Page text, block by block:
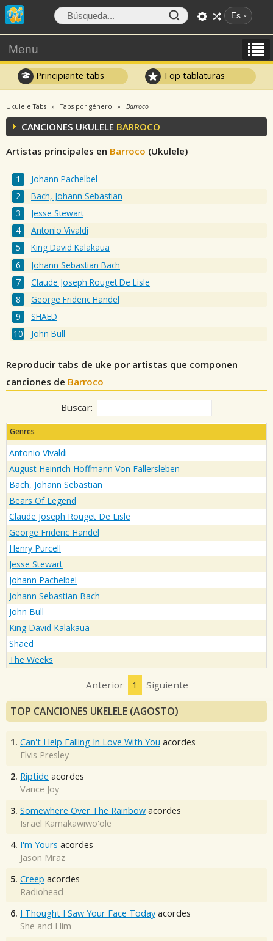
Es
Menu
Principiante tabs Top tablaturas
Ukulele Tabs Tabs por género Barroco
CANCIONES UKULELE BARROCO
Artistas principales en Barroco (Ukulele)
Johann Pachelbel
Bach, Johann Sebastian
Jesse Stewart
Antonio Vivaldi
King David Kalakaua
Johann Sebastian Bach
Claude Joseph Rouget De Lisle
George Frideric Handel
SHAED
John Bull
Reproducir tabs de uke por artistas que componen
canciones de Barroco
Buscar:
Genres
Antonio Vivaldi
August Heinrich Hoffmann Von Fallersleben
Bach, Johann Sebastian
Bears Of Legend
Claude Joseph Rouget De Lisle
George Frideric Handel
Henry Purcell
Jesse Stewart
Johann Pachelbel
Johann Sebastian Bach
John Bull
King David Kalakaua
Shaed
The Weeks
Anterior 1 Siguiente
TOP CANCIONES UKELELE (AGOSTO)
1. Can't Help Falling In Love With You acordes
Elvis Presley
2. Riptide acordes
Vance Joy
3. Somewhere Over The Rainbow acordes
Israel Kamakawiwo'ole
4. I'm Yours acordes
Jason Mraz
5. Creep acordes
Radiohead
6. I Thought I Saw Your Face Today acordes
She and Him